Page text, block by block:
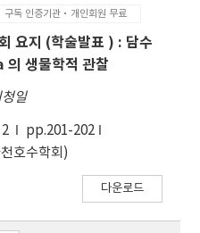
구독 인증기관·개인회원 무료
요지 (학술발표 ) : 담수
생물학적 관찰
청일
pp.201-202
호수학회)
다운로드